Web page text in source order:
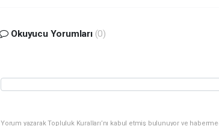
Okuyucu Yorumları (0)
Yorum yazarak Topluluk Kuralları’nı kabul etmiş bulunuyor ve